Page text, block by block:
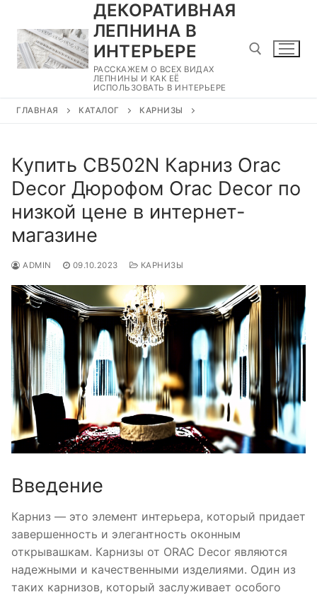
содержимому
ДЕКОРАТИВНАЯ
ЛЕПНИНА В
ИНТЕРЬЕРЕ
РАССКАЖЕМ О ВСЕХ ВИДАХ
ЛЕПНИНЫ И КАК ЕЁ
ИСПОЛЬЗОВАТЬ В ИНТЕРЬЕРЕ
ГЛАВНАЯ КАТАЛОГ КАРНИЗЫ
Купить CB502N Карниз Orac
Decor Дюрофом Orac Decor по
низкой цене в интернет-
магазине
ADMIN 09.10.2023 КАРНИЗЫ
Введение
Карниз — это элемент интерьера, который придает
завершенность и элегантность оконным
открывашкам. Карнизы от ORAC Decor являются
надежными и качественными изделиями. Один из
таких карнизов, который заслуживает особого